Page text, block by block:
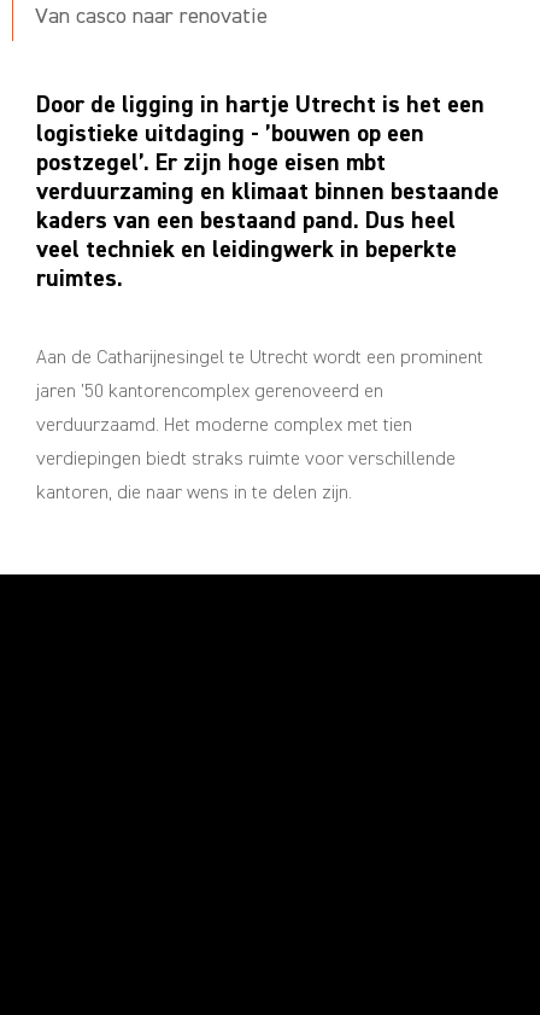
Van casco naar renovatie
Door de ligging in hartje Utrecht is het een
logistieke uitdaging - ’bouwen op een
postzegel’. Er zijn hoge eisen mbt
verduurzaming en klimaat binnen bestaande
kaders van een bestaand pand. Dus heel
veel techniek en leidingwerk in beperkte
ruimtes.
Aan de Catharijnesingel te Utrecht wordt een prominent
jaren ’50 kantorencomplex gerenoveerd en
verduurzaamd. Het moderne complex met tien
verdiepingen biedt straks ruimte voor verschillende
kantoren, die naar wens in te delen zijn.